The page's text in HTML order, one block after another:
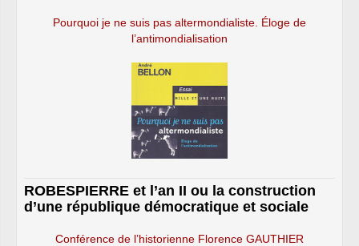
Pourquoi je ne suis pas altermondialiste. Éloge de
l’antimondialisation
ROBESPIERRE et l’an II ou la construction
d’une république démocratique et sociale
Conférence de l’historienne Florence GAUTHIER